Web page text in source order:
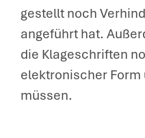
gestellt noch
angeführt hat.
die Klageschriften
elektronischer Form
müssen.